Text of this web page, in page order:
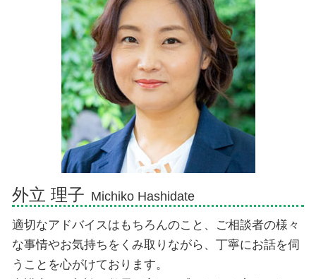
交通事故 慰謝料通院
人身事故 示談
相続手続き 期限
相続放棄
相続手続き 法務局
相続 順位 配偶者なし
限定承認 わかりやすく
債務整理 弁護士 御殿場市
交通事故 弁護士 熱海市
相続 弁護士 熱海市
債務整理 弁護士 熱海市
相続 弁護士 伊豆市
相続 弁護士 三島市
債務整理 弁護士 沼津市
交通事故 弁護士 伊東市
外立 理子 Michiko Hashidate
適切なアドバイスはもちろんのこと、ご相談者の様々
な事情やお気持ちをくみ取りながら、丁寧にお話を伺
うことを心がけております。